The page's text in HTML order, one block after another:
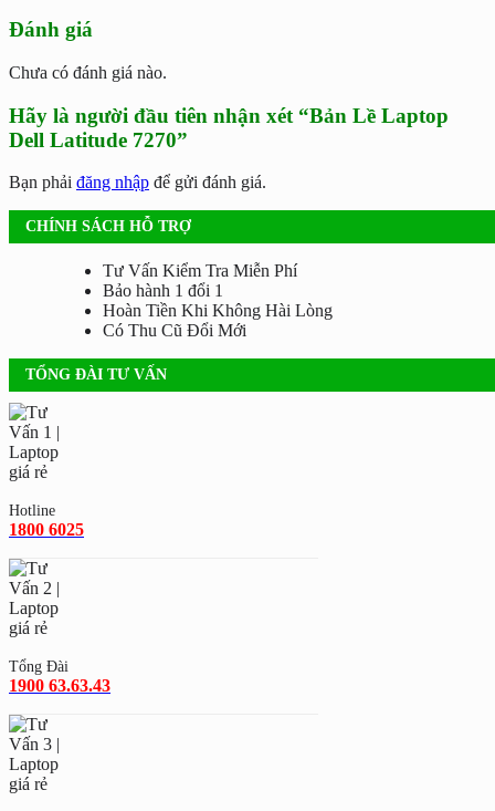
Đánh giá
Chưa có đánh giá nào.
Hãy là người đầu tiên nhận xét “Bản Lề Laptop
Dell Latitude 7270”
Bạn phải đăng nhập để gửi đánh giá.
CHÍNH SÁCH HỖ TRỢ
Tư Vấn Kiểm Tra Miễn Phí
Bảo hành 1 đổi 1
Hoàn Tiền Khi Không Hài Lòng
Có Thu Cũ Đổi Mới
TỔNG ĐÀI TƯ VẤN
Hotline
1800 6025
Tổng Đài
1900 63.63.43